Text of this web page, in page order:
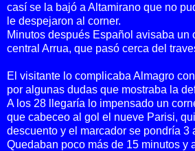
casí se la bajó a Altamirano que no
le despejaron al corner.
Minutos después Español avisaba un
central Arrua, que pasó cerca del
El visitante lo complicaba Almagro
por algunas dudas que mostraba la
A los 28 llegaría lo impensado un
que cabeceo al gol el nueve Parisi,
descuento y el marcador se pondría 3
Quedaban poco más de 15 minutos y